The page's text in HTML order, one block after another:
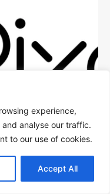
experience,
analyse our traffic.
to our use of cookies.
Accept All